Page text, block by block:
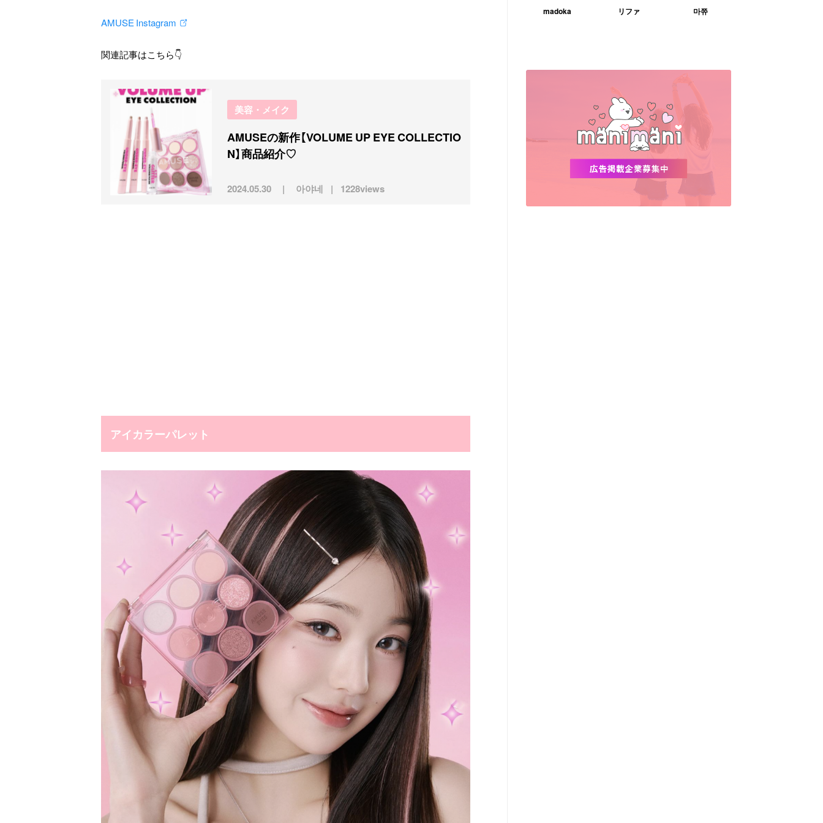
AMUSE Instagram
関連記事はこちら👇
美容・メイク
2024.05.30 아야네 1228views
AMUSEの新作【VOLUME UP EYE COLLECTIO
N】商品紹介♡
アイカラーパレット
madoka リファ 마쮸